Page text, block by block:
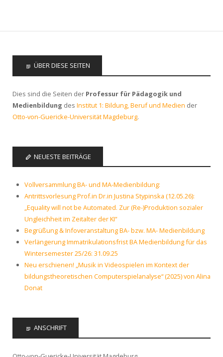
ÜBER DIESE SEITEN
Dies sind die Seiten der Professur für Pädagogik und
Medienbildung des Institut 1: Bildung, Beruf und Medien der
Otto-von-Guericke-Universität Magdeburg.
NEUESTE BEITRÄGE
Vollversammlung BA- und MA-Medienbildung:
Antrittsvorlesung Prof.in Dr.in Justina Stypinska (12.05.26):
„Equality will not be Automated. Zur (Re-)Produktion sozialer
Ungleichheit im Zeitalter der KI“
Begrüßung & Infoveranstaltung BA- bzw. MA- Medienbildung
Verlängerung Immatrikulationsfrist BA Medienbildung für das
Wintersemester 25/26: 31.09.25
Neu erschienen! „Musik in Videospielen im Kontext der
bildungstheoretischen Computerspielanalyse“ (2025) von Alina
Donat
ANSCHRIFT